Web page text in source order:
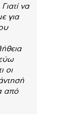
να
για
οι
από